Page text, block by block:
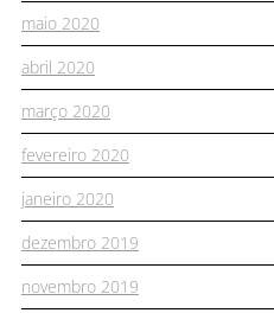
maio 2020
abril 2020
março 2020
fevereiro 2020
janeiro 2020
dezembro 2019
novembro 2019